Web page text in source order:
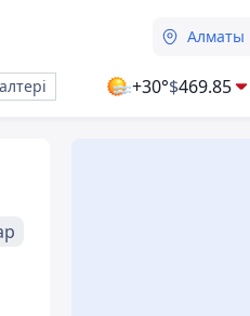
Алматы
+30°$469.85